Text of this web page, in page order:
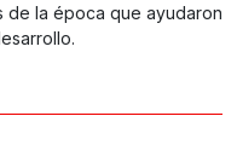
de la época que ayudaron